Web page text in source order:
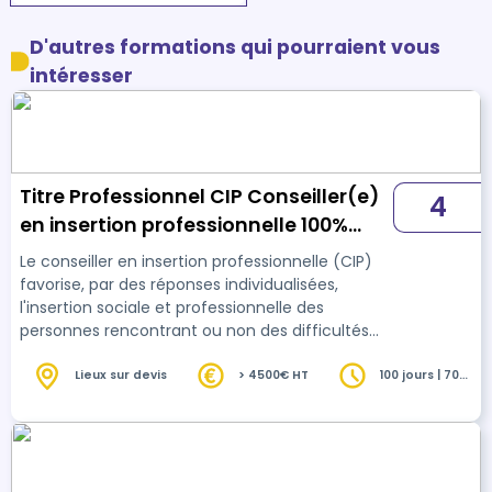
D'autres formations qui pourraient vous
intéresser
Titre Professionnel CIP Conseiller(e)
en insertion professionnelle 100%
Hybride Niveau V (DUT/BTS) - FOAD
Le conseiller en insertion professionnelle (CIP)
favorise, par des réponses individualisées,
l'insertion sociale et professionnelle des
personnes rencontrant ou non des difficultés
compte les dimensions multiples de l'insertion :
accès aux droits Son action vise à les
accompagner pour construire et s'approprier un
4
Lieux sur devis > 4500€ HT
100 jours | 700